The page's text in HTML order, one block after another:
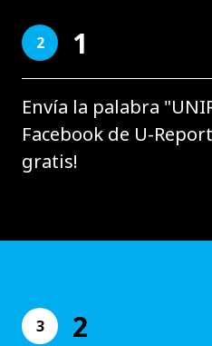
2 1
Envía la palabra
Facebook de U-
gratis!
3 2